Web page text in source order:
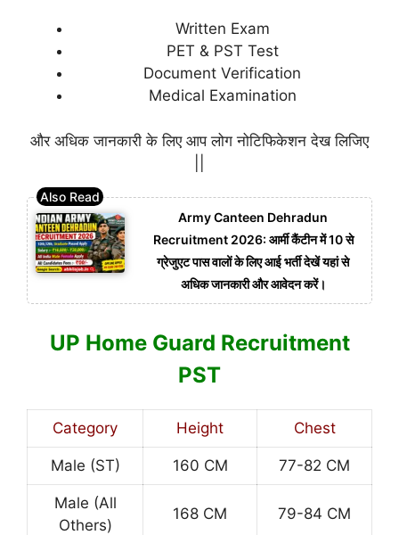
Written Exam
PET & PST Test
Document Verification
Medical Examination
और अधिक जानकारी के लिए आप लोग नोटिफिकेशन देख लिजिए
Army Canteen Dehradun
Recruitment 2026: आर्मी कैंटीन में 10 से
ग्रेजुएट पास वालों के लिए आई भर्ती देखें यहां से
अधिक जानकारी और आवेदन करें।
UP Home Guard Recruitment
PST
Category Height Chest
Male (ST) 160 CM 77-82 CM
Male (All
Others)
168 CM 79-84 CM